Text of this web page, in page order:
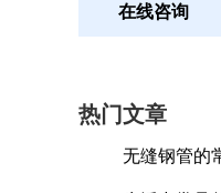
在线咨询
热门文章
无缝钢管的